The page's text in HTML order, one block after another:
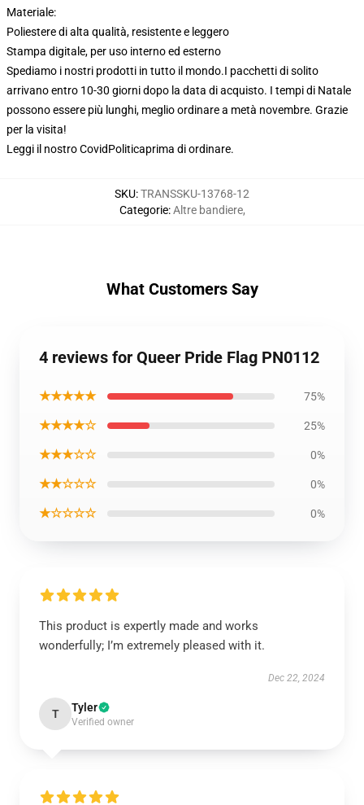
Materiale:
Poliestere di alta qualità, resistente e leggero
Stampa digitale, per uso interno ed esterno
Spediamo i nostri prodotti in tutto il mondo.I pacchetti di solito
arrivano entro 10-30 giorni dopo la data di acquisto. I tempi di Natale
possono essere più lunghi, meglio ordinare a metà novembre. Grazie
per la visita!
Leggi il nostro CovidPoliticaprima di ordinare.
SKU:TRANSSKU-13768-12
Categorie:Altre bandiere,
What Customers Say
4 reviews for Queer Pride Flag PN0112
★★★★★ 75%
★★★★☆ 25%
★★★☆☆ 0%
★★☆☆☆ 0%
★☆☆☆☆ 0%
This product is expertly made and works
wonderfully; I’m extremely pleased with it.
Dec 22, 2024
T Tyler
Verified owner